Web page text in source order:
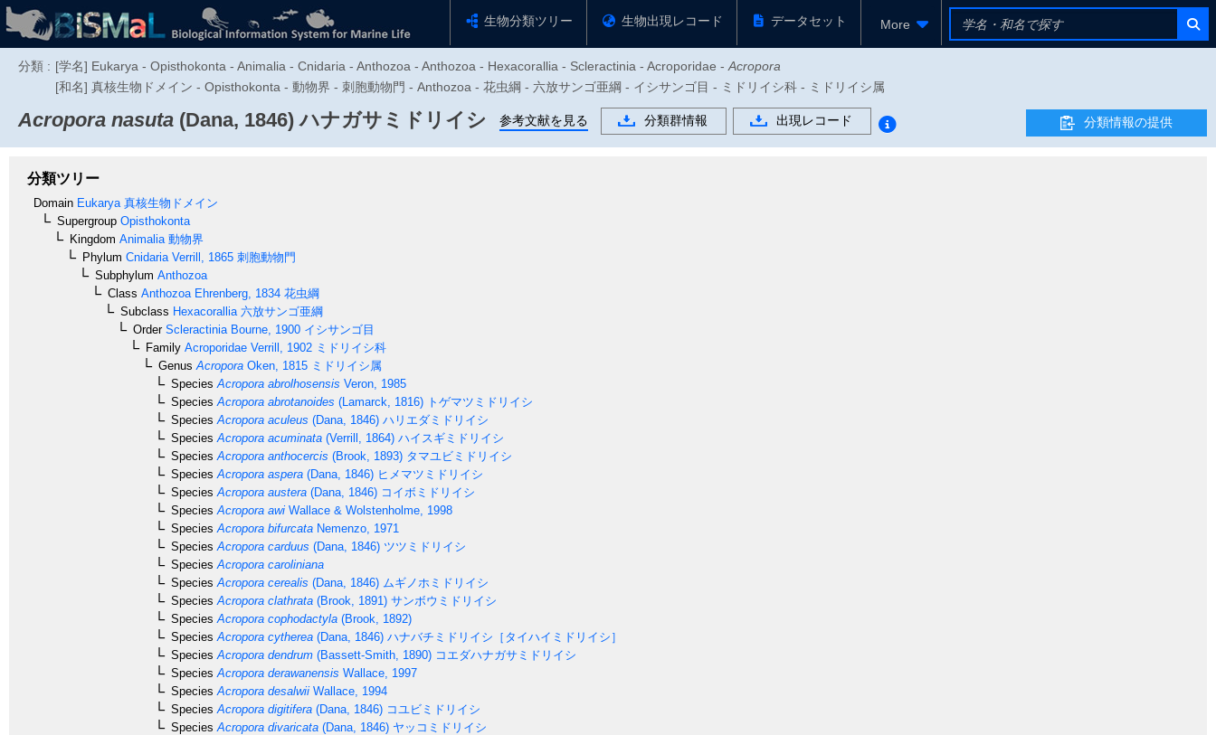
生物分類ツリー 生物出現レコード データセット More
分類 : [学名] Eukarya - Opisthokonta - Animalia - Cnidaria - Anthozoa - Anthozoa - Hexacorallia - Scleractinia - Acroporidae - Acropora
[和名] 真核生物ドメイン - Opisthokonta - 動物界 - 刺胞動物門 - Anthozoa - 花虫綱 - 六放サンゴ亜綱 - イシサンゴ目 - ミドリイシ科 - ミドリイシ属
Acropora nasuta (Dana, 1846) ハナガサミドリイシ 参考文献を見る 分類群情報 出現レコード 分類情報の提供
分類ツリー
Domain Eukarya 真核生物ドメイン
Supergroup Opisthokonta
Kingdom Animalia 動物界
Phylum Cnidaria Verrill, 1865 刺胞動物門
Subphylum Anthozoa
Class Anthozoa Ehrenberg, 1834 花虫綱
Subclass Hexacorallia 六放サンゴ亜綱
OrderScleractinia Bourne, 1900 イシサンゴ目
Family Acroporidae Verrill, 1902 ミドリイシ科
Genus Acropora Oken, 1815 ミドリイシ属
Species Acropora abrolhosensis Veron, 1985
Species Acropora abrotanoides (Lamarck, 1816) トゲマツミドリイシ
Species Acropora aculeus (Dana, 1846) ハリエダミドリイシ
Species Acropora acuminata (Verrill, 1864) ハイスギミドリイシ
Species Acropora anthocercis (Brook, 1893) タマユビミドリイシ
Species Acropora aspera (Dana, 1846) ヒメマツミドリイシ
Species Acropora austera (Dana, 1846) コイボミドリイシ
Species Acropora awi Wallace & Wolstenholme, 1998
Species Acropora bifurcata Nemenzo, 1971
Species Acropora carduus (Dana, 1846) ツツミドリイシ
Species Acropora caroliniana
Species Acropora cerealis (Dana, 1846) ムギノホミドリイシ
Species Acropora clathrata (Brook, 1891) サンボウミドリイシ
Species Acropora cophodactyla (Brook, 1892)
Species Acropora cytherea (Dana, 1846) ハナバチミドリイシ［タイハイミドリイシ］
Species Acropora dendrum (Bassett-Smith, 1890) コエダハナガサミドリイシ
Species Acropora derawanensis Wallace, 1997
Species Acropora desalwii Wallace, 1994
Species Acropora digitifera (Dana, 1846) コユビミドリイシ
Species Acropora divaricata (Dana, 1846) ヤッコミドリイシ